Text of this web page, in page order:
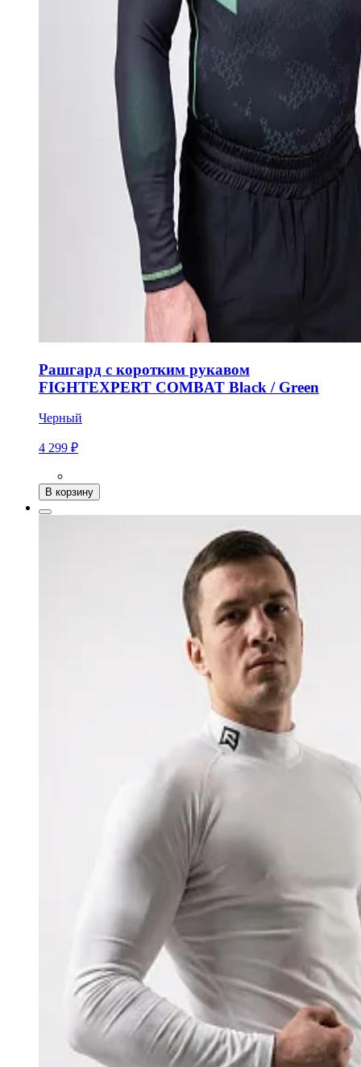
Рашгард с коротким рукавом
FIGHTEXPERT COMBAT Black / Green
Черный
4 299 ₽
В корзину